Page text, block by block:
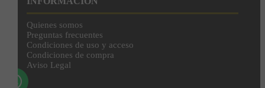
Política de Privacidad para más información.
Quienes somos
Preguntas frecuentes
Condiciones de uso y acceso
Condiciones de compra
Aviso Legal